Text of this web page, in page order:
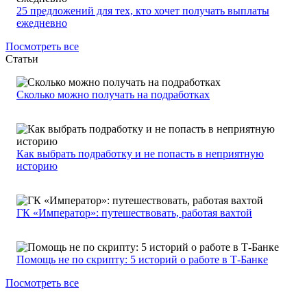
25 предложений для тех, кто хочет получать выплаты
ежедневно
Посмотреть все
Статьи
Сколько можно получать на подработках
Как выбрать подработку и не попасть в неприятную
историю
ГК «Император»: путешествовать, работая вахтой
Помощь не по скрипту: 5 историй о работе в Т-Банке
Посмотреть все